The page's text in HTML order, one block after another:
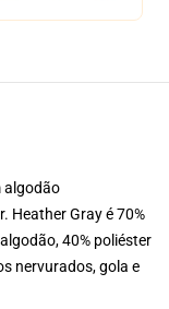
algodão
Heather Gray é 70%
40% poliéster
nervurados, gola e